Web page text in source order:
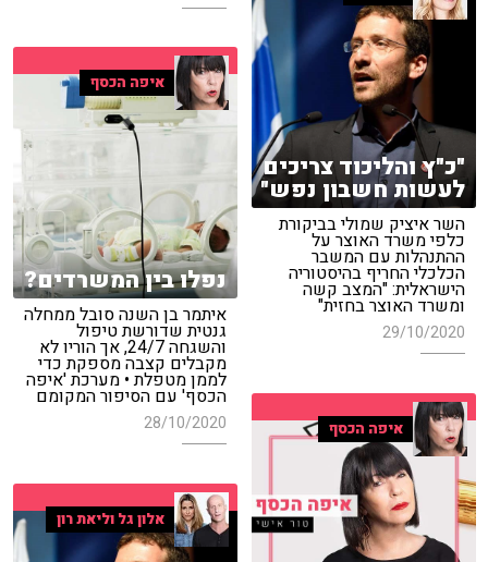
"כ"ץ והליכוד צריכים
לעשות חשבון נפש"
השר איציק שמולי בביקורת
כלפי משרד האוצר על
ההתנהלות עם המשבר
הכלכלי החריף בהיסטוריה
הישראלית: "המצב קשה
ומשרד האוצר בחזית"
29/10/2020
איפה הכסף
נפלו בין המשרדים?
איתמר בן השנה סובל ממחלה
גנטית שדורשת טיפול
והשגחה 24/7, אך הוריו לא
מקבלים קצבה מספקת כדי
לממן מטפלת • מערכת 'איפה
הכסף' עם הסיפור המקומם
28/10/2020 איפה הכסף
אלון גל וליאת רון